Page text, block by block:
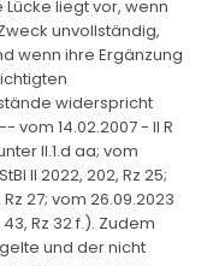
liegt vor, wenn
unvollständig,
wenn ihre Ergänzung
widerspricht
vom 14.02.2007 - II R
II.1.d aa; vom
II 2022, 202, Rz 25;
Rz 27; vom 26.09.2023
43, Rz 32 f.). Zudem
und der nicht